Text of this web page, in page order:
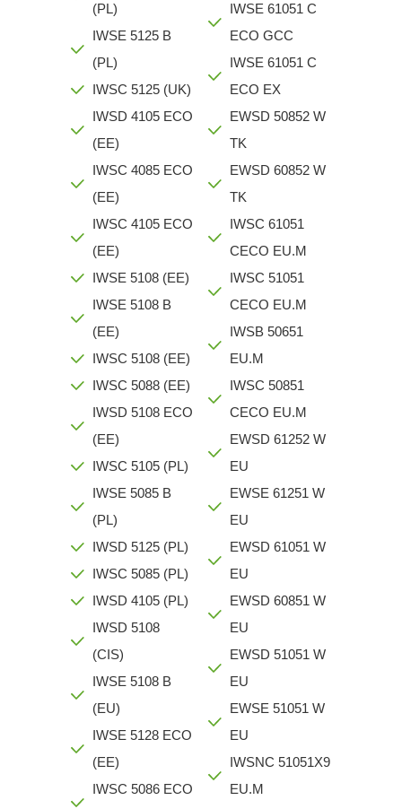
(PL)
IWSE 5125 B
(PL)
IWSC 5125 (UK)
IWSD 4105 ECO
(EE)
IWSC 4085 ECO
(EE)
IWSC 4105 ECO
(EE)
IWSE 5108 (EE)
IWSE 5108 B
(EE)
IWSC 5108 (EE)
IWSC 5088 (EE)
IWSD 5108 ECO
(EE)
IWSC 5105 (PL)
IWSE 5085 B
(PL)
IWSD 5125 (PL)
IWSC 5085 (PL)
IWSD 4105 (PL)
IWSD 5108
(CIS)
IWSE 5108 B
(EU)
IWSE 5128 ECO
(EE)
IWSC 5086 ECO
IWSE 61051 C
ECO GCC
IWSE 61051 C
ECO EX
EWSD 50852 W
TK
EWSD 60852 W
TK
IWSC 61051
CECO EU.M
IWSC 51051
CECO EU.M
IWSB 50651
EU.M
IWSC 50851
CECO EU.M
EWSD 61252 W
EU
EWSE 61251 W
EU
EWSD 61051 W
EU
EWSD 60851 W
EU
EWSD 51051 W
EU
EWSE 51051 W
EU
IWSNC 51051X9
EU.M